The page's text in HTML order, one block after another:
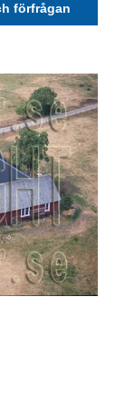
förfrågan